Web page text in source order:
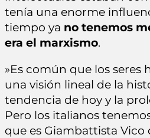
tenía una enorme
tiempo ya no tenemos
era el marxismo.
»Es común que los
una visión lineal de la
tendencia de hoy y la
Pero los italianos
que es Giambattista Vico